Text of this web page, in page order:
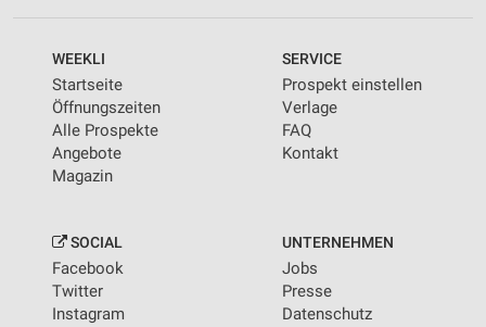
WEEKLI
Startseite
Öffnungszeiten
Alle Prospekte
Angebote
Magazin
SERVICE
Prospekt einstellen
Verlage
FAQ
Kontakt
SOCIAL
Facebook
Twitter
Instagram
UNTERNEHMEN
Jobs
Presse
Datenschutz